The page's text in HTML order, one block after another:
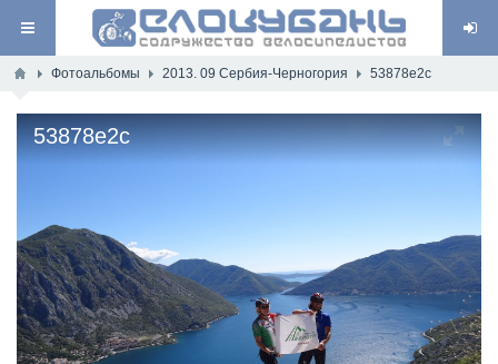
Фотоальбомы 2013. 09 Сербия-Черногория 53878e2c
53878e2c